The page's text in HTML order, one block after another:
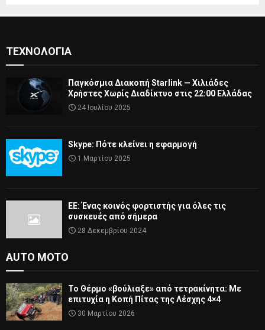
ΤΕΧΝΟΛΟΓΊΑ
Παγκόσμια Διακοπή Starlink — Χιλιάδες
Χρήστες Χωρίς Διαδίκτυο στις 22:00 Ελλάδας
24 Ιουλίου 2025
Skype: Πότε κλείνει η εφαρμογή
1 Μαρτίου 2025
ΕΕ: Ένας κοινός φορτιστής για όλες τις
συσκευές από σήμερα
28 Δεκεμβρίου 2024
AUTO MOTO
Το Θέρμο «βούλιαξε» από τετρακίνητα: Με
επιτυχία η Κοπή Πίτας της Λέσχης 4×4
30 Μαρτίου 2026